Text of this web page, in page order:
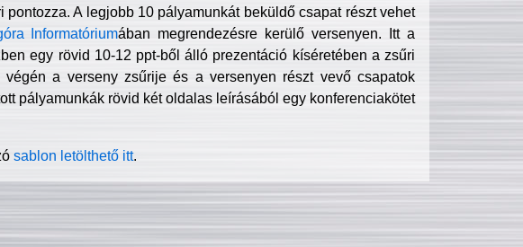
A legjobb 10 pályamunkát beküldő csapat részt vehet
Informatóriumában megrendezésre kerülő versenyen. Itt a
egy rövid 10-12 ppt-ből álló prezentáció kíséretében a zsűri
a verseny zsűrije és a versenyen részt vevő csapatok
pályamunkák rövid két oldalas leírásából egy konferenciakötet
sablon letölthető itt.